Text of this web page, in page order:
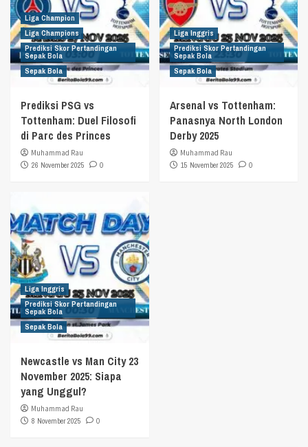
Liga Champion
Liga Champions
Prediksi Skor Pertandingan
Sepak Bola
Sepak Bola
Prediksi PSG vs
Tottenham: Duel Filosofi
di Parc des Princes
Muhammad Rau
26 November 2025
0
Liga Inggris
Prediksi Skor Pertandingan
Sepak Bola
Sepak Bola
Arsenal vs Tottenham:
Panasnya North London
Derby 2025
Muhammad Rau
15 November 2025
0
Liga Inggris
Prediksi Skor Pertandingan
Sepak Bola
Sepak Bola
Newcastle vs Man City 23
November 2025: Siapa
yang Unggul?
Muhammad Rau
8 November 2025
0